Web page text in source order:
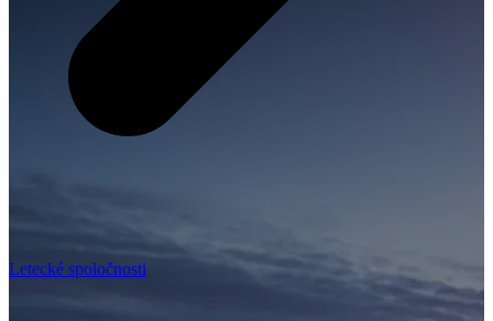
Letecké spoločnosti